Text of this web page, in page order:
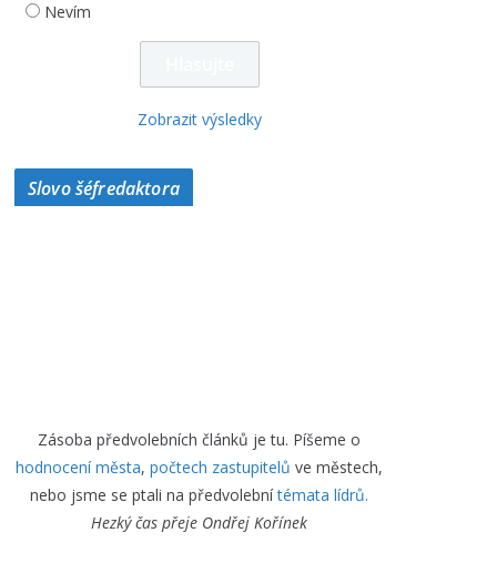
Nevím
Zobrazit výsledky
Slovo šéfredaktora
Zásoba předvolebních článků je tu. Píšeme o
hodnocení města, počtech zastupitelů ve městech,
nebo jsme se ptali na předvolebnítémata lídrů.
Hezký čas přeje Ondřej Kořínek